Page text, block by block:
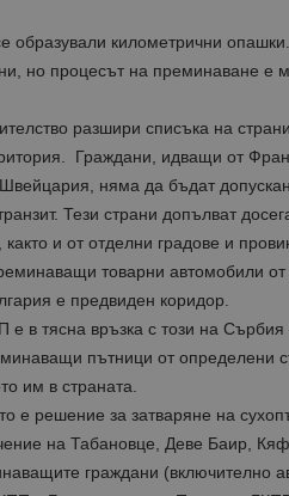
образували километрични
но процесът на преминаване е
разшири списъка на
Граждани, идващи от
няма да бъдат
Тези страни допълват
и от отделни градове и
товарни автомобили
е предвиден коридор.
в тясна връзка с този на Сърбия
пътници от определени
им в страната.
е решение за затваряне на
на Табановце, Деве Баир,
граждани (включително